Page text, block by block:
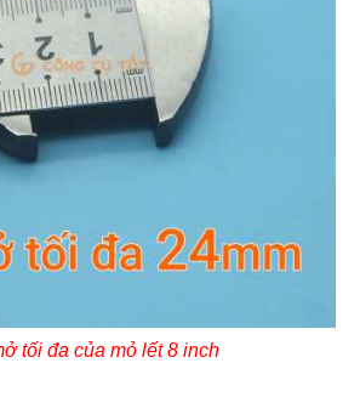
tối đa của mỏ lết 8 inch